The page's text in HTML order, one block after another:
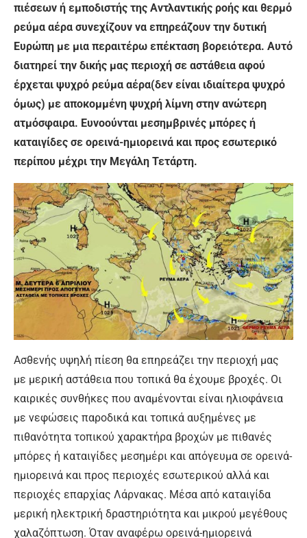
πιέσεων ή εμποδιστής της Αντλαντικής ροής και θερμό
ρεύμα αέρα συνεχίζουν να επηρεάζουν την δυτική
Ευρώπη με μια περαιτέρω επέκταση βορειότερα. Αυτό
διατηρεί την δικής μας περιοχή σε αστάθεια αφού
έρχεται ψυχρό ρεύμα αέρα(δεν είναι ιδιαίτερα ψυχρό
όμως) με αποκομμένη ψυχρή λίμνη στην ανώτερη
ατμόσφαιρα. Ευνοούνται μεσημβρινές μπόρες ή
καταιγίδες σε ορεινά-ημιορεινά και προς εσωτερικό
περίπου μέχρι την Μεγάλη Τετάρτη.
Ασθενής υψηλή πίεση θα επηρεάζει την περιοχή μας
με μερική αστάθεια που τοπικά θα έχουμε βροχές. Οι
καιρικές συνθήκες που αναμένονται είναι ηλιοφάνεια
με νεφώσεις παροδικά και τοπικά αυξημένες με
πιθανότητα τοπικού χαρακτήρα βροχών με πιθανές
μπόρες ή καταιγίδες μεσημέρι και απόγευμα σε ορεινά-
ημιορεινά και προς περιοχές εσωτερικού αλλά και
περιοχές επαρχίας Λάρνακας. Μέσα από καταιγίδα
μερική ηλεκτρική δραστηριότητα και μικρού μεγέθους
χαλαζόπτωση. Όταν αναφέρω ορεινά-ημιορεινά